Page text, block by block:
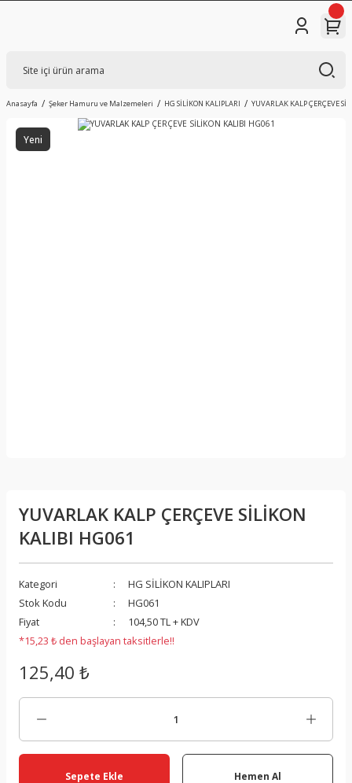
Anasayfa Şeker Hamuru ve Malzemeleri HG SİLİKON KALIPLARI YUVARLAK KALP ÇERÇEVE
Yeni
YUVARLAK KALP ÇERÇEVE SİLİKON
KALIBI HG061
Kategori
HG SİLİKON KALIPLARI
Stok Kodu
HG061
Fiyat
104,50 TL + KDV
*15,23 ₺ den başlayan taksitlerle!!
125,40 ₺
Sepete Ekle Hemen Al